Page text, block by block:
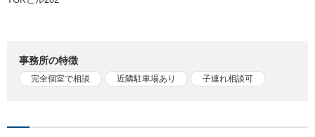
事務所の特徴
完全個室で相談 近隣駐車場あり 子連れ相談可